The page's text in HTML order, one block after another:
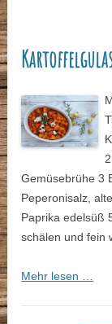
Gemüsebrühe 3
Peperonisalz,
Paprika edelsüß
schälen und fein
Mehr lesen …